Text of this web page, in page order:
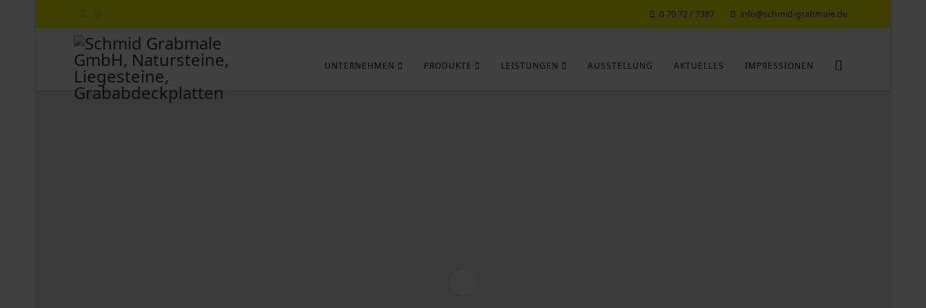
0 70 72 / 7387 info@schmid-grabmale.de
UNTERNEHMEN PRODUKTE LEISTUNGEN AUSSTELLUNG AKTUELLES IMPRESSIONEN